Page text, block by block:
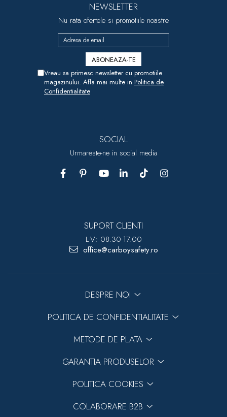
NEWSLETTER
Nu rata ofertele si promotiile noastre
Vreau sa primesc newsletter cu promotiile
magazinului. Afla mai multe in Politica de
Confidentialitate
SOCIAL
Urmareste-ne in social media
SUPORT CLIENTI
L-V: 08.30-17.00
office@carboysafety.ro
DESPRE NOI
POLITICA DE CONFIDENTIALITATE
METODE DE PLATA
GARANTIA PRODUSELOR
POLITICA COOKIES
COLABORARE B2B